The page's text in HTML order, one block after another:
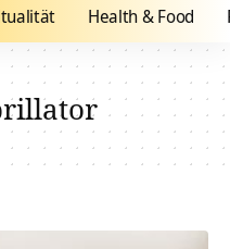
Health & Food